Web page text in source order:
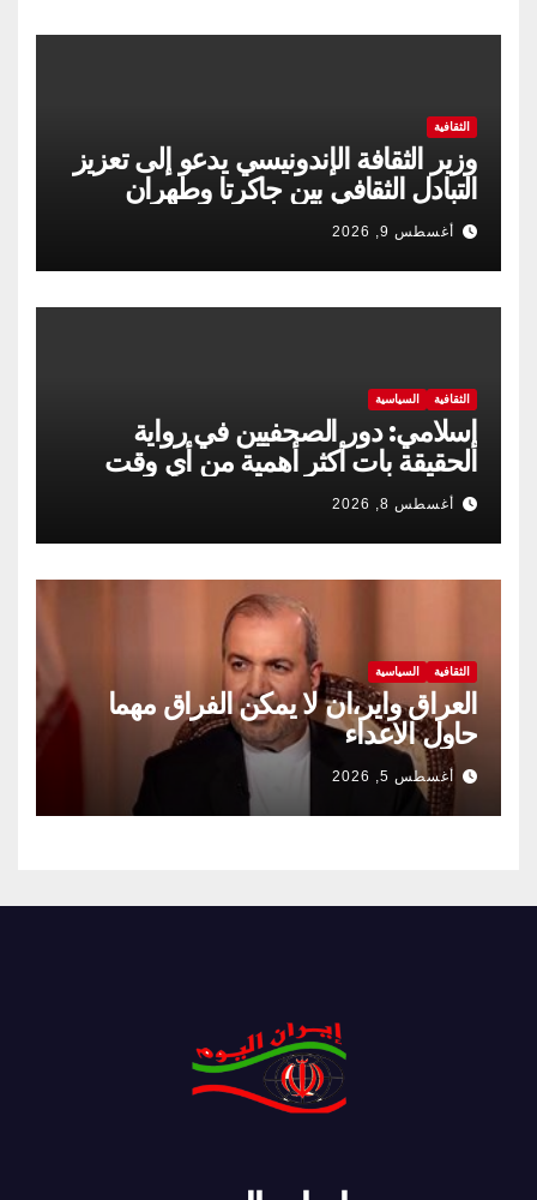
الثقافية
وزير الثقافة الإندونيسي يدعو إلى تعزيز
التبادل الثقافي بين جاكرتا وطهران
أغسطس 9, 2026
الثقافية السياسية
إسلامي: دور الصحفيين في رواية
الحقيقة بات أكثر أهمية من أي وقت
مضى
أغسطس 8, 2026
الثقافية السياسية
العراق واير،ان لا يمكن الفراق مهما
حاول الاعداء
أغسطس 5, 2026